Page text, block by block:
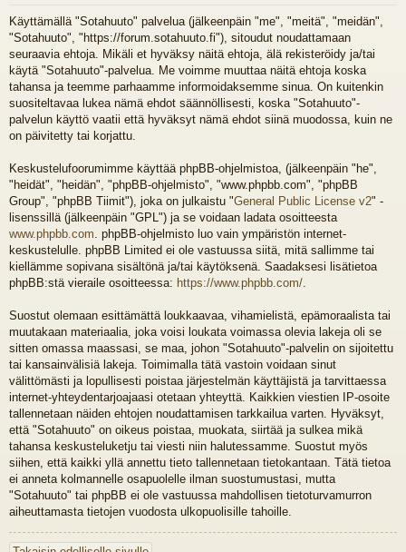
ua
ee
t
sä
än
dy
Käyttämällä "Sotahuuto" palvelua (jälkeenpäin "me", "meitä", "meidän",
"Sotahuuto", "https://forum.sotahuuto.fi"), sitoudut noudattamaan
seuraavia ehtoja. Mikäli et hyväksy näitä ehtoja, älä rekisteröidy ja/tai
käytä "Sotahuuto"-palvelua. Me voimme muuttaa näitä ehtoja koska
tahansa ja teemme parhaamme informoidaksemme sinua. On kuitenkin
suositeltavaa lukea nämä ehdot säännöllisesti, koska "Sotahuuto"-
palvelun käyttö vaatii että hyväksyt nämä ehdot siinä muodossa, kuin ne
on päivitetty tai korjattu.
Keskustelufoorumimme käyttää phpBB-ohjelmistoa, (jälkeenpäin "he",
"heidät", "heidän", "phpBB-ohjelmisto", "www.phpbb.com", "phpBB
Group", "phpBB Tiimit"), joka on julkaistu "General Public License v2" -
lisenssillä (jälkeenpäin "GPL") ja se voidaan ladata osoitteesta
www.phpbb.com . phpBB-ohjelmisto luo vain ympäristön internet-
keskustelulle. phpBB Limited ei ole vastuussa siitä, mitä sallimme tai
kiellämme sopivana sisältönä ja/tai käytöksenä. Saadaksesi lisätietoa
phpBB:stä vieraile osoitteessa: https://www.phpbb.com/
Suostut olemaan esittämättä loukkaavaa, vihamielistä, epämoraalista tai
muutakaan materiaalia, joka voisi loukata voimassa olevia lakeja oli se
sitten omassa maassasi, se maa, johon "Sotahuuto"-palvelin on sijoitettu
tai kansainvälisiä lakeja. Toimimalla tätä vastoin voidaan sinut
välittömästi ja lopullisesti poistaa järjestelmän käyttäjistä ja tarvittaessa
internet-yhteydentarjoajaasi otetaan yhteyttä. Kaikkien viestien IP-osoite
tallennetaan näiden ehtojen noudattamisen tarkkailua varten. Hyväksyt,
että "Sotahuuto" on oikeus poistaa, muokata, siirtää ja sulkea mikä
tahansa keskusteluketju tai viesti niin halutessamme. Suostut myös
siihen, että kaikki yllä annettu tieto tallennetaan tietokantaan. Tätä tietoa
ei anneta kolmannelle osapuolelle ilman suostumustasi, mutta
"Sotahuuto" tai phpBB ei ole vastuussa mahdollisen tietoturvamurron
aiheuttamasta tietojen vuodosta ulkopuolisille tahoille.